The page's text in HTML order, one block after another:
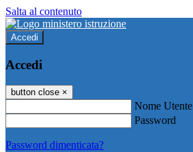
Salta al contenuto
Accedi
Accedi
button close ×
Nome Utente
Password
Password dimenticata?